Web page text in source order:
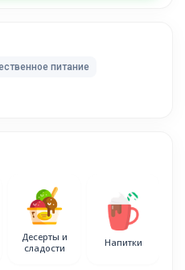
питание
Десерты и
сладости
Напитки